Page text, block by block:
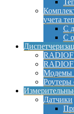
учета
С
С
Модемы
Роутеры
Датчики